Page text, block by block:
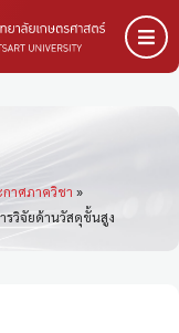
าศภาควิชา »
รวิจัยด้านวัสดุขั้นสูง